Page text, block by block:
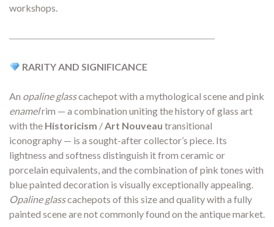
workshops.
―――――――――――――――――――――
RARITY AND SIGNIFICANCE
An opaline glasscachepot with a mythological scene and pink
enamelrim — a combination uniting the history of glass art
with the Historicism /Art Nouveau transitional
iconography — is a sought-after collector’s piece. Its
lightness and softness distinguish it from ceramic or
porcelain equivalents, and the combination of pink tones with
blue painted decoration is visually exceptionally appealing.
Opaline glasscachepots of this size and quality with a fully
painted scene are not commonly found on the antique market.